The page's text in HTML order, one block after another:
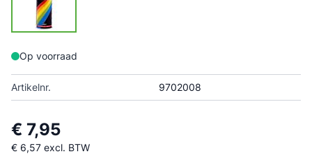
Op voorraad
Artikelnr. 9702008
€ 7,95
€ 6,57 excl. BTW